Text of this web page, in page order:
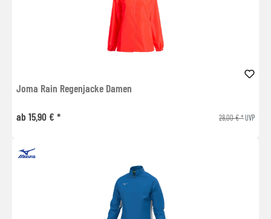
Joma Rain Regenjacke Damen
ab 15,90 € * 28,00 € *UVP